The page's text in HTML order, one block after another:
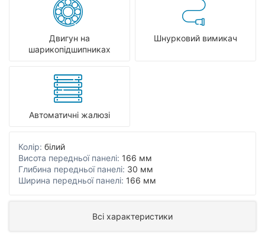
Двигун на
шарикопідшипниках
Шнурковий вимикач
Автоматичні жалюзі
Колір: білий
Висота передньої панелі: 166 мм
Глибина передньої панелі: 30 мм
Ширина передньої панелі: 166 мм
Всі характеристики